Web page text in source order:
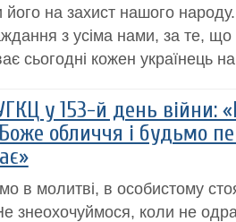
його на захист нашого
з усіма нами, за те,
сьогодні кожен українець
у 153-й день війни:
обличчя і будьмо
в молитві, в особистому
знеохочуймося, коли не